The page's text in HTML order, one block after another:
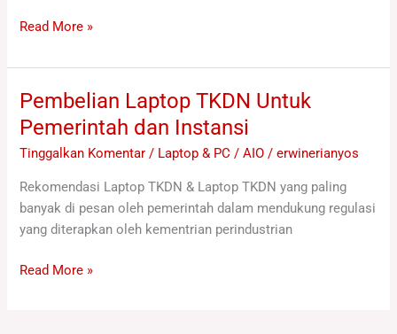
Read More »
Pembelian Laptop TKDN Untuk
Pemerintah dan Instansi
Tinggalkan Komentar / Laptop & PC / AIO /erwinerianyos
Rekomendasi Laptop TKDN & Laptop TKDN yang paling
banyak di pesan oleh pemerintah dalam mendukung regulasi
yang diterapkan oleh kementrian perindustrian
Pembelian
Laptop
TKDN
Untuk
Pemerintah
dan
Instansi
Read More »